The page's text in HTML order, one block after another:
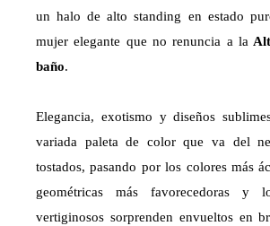
un halo de alto standing en estado
mujer elegante que no renuncia a la
baño.
Elegancia, exotismo y diseños
variada paleta de color que va del
tostados, pasando por los colores más
geométricas más favorecedoras y
vertiginosos sorprenden envueltos en